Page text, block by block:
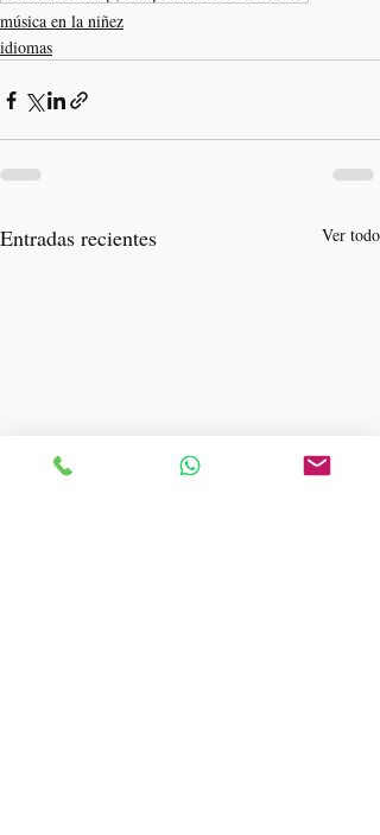
música en la niñez
idiomas
Entradas recientes Ver todo